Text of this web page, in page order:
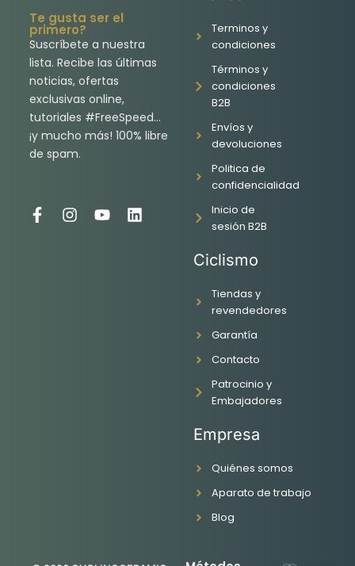
Te gusta ser el
primero?
Suscríbete a nuestra
lista. Recibe las últimas
noticias, ofertas
exclusivas online,
tutoriales #FreeSpeed…
¡y mucho más! 100% libre
de spam.
F
I
Y
L
Terminos y
condiciones
Términos y
condiciones
B2B
Envíos y
devoluciones
Politica de
confidencialidad
Inicio de
sesión B2B
Ciclismo
Tiendas y
revendedores
Garantía
Contacto
Patrocinio y
Embajadores
Empresa
Quiénes somos
Aparato de trabajo
Blog